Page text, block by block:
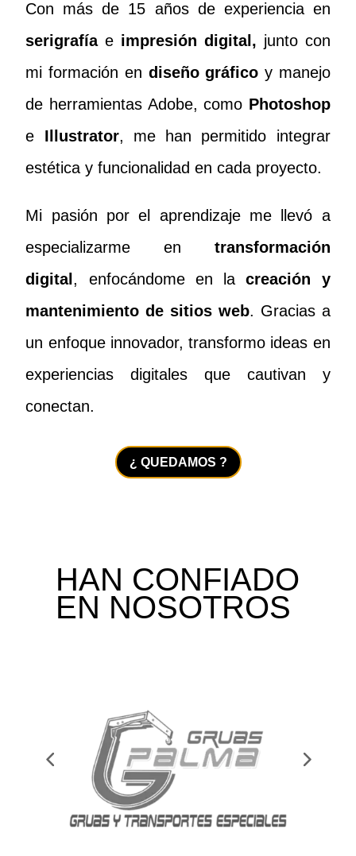
Con más de 15 años de experiencia en
serigrafíae impresión digital, junto con
mi formación en diseño gráfico y manejo
de herramientas Adobe, como Photoshop
e Illustrator, me han permitido integrar
estética y funcionalidad en cada proyecto.
Mi pasión por el aprendizaje me llevó a
especializarme en transformación
digital , enfocándome en lacreación y
mantenimiento de sitios web. Gracias a
un enfoque innovador, transformo ideas en
experiencias digitales que cautivan y
conectan.
¿ QUEDAMOS ?
EN NOSOTROS